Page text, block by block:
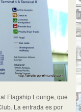
Flagship Lounge, que
La entrada es por